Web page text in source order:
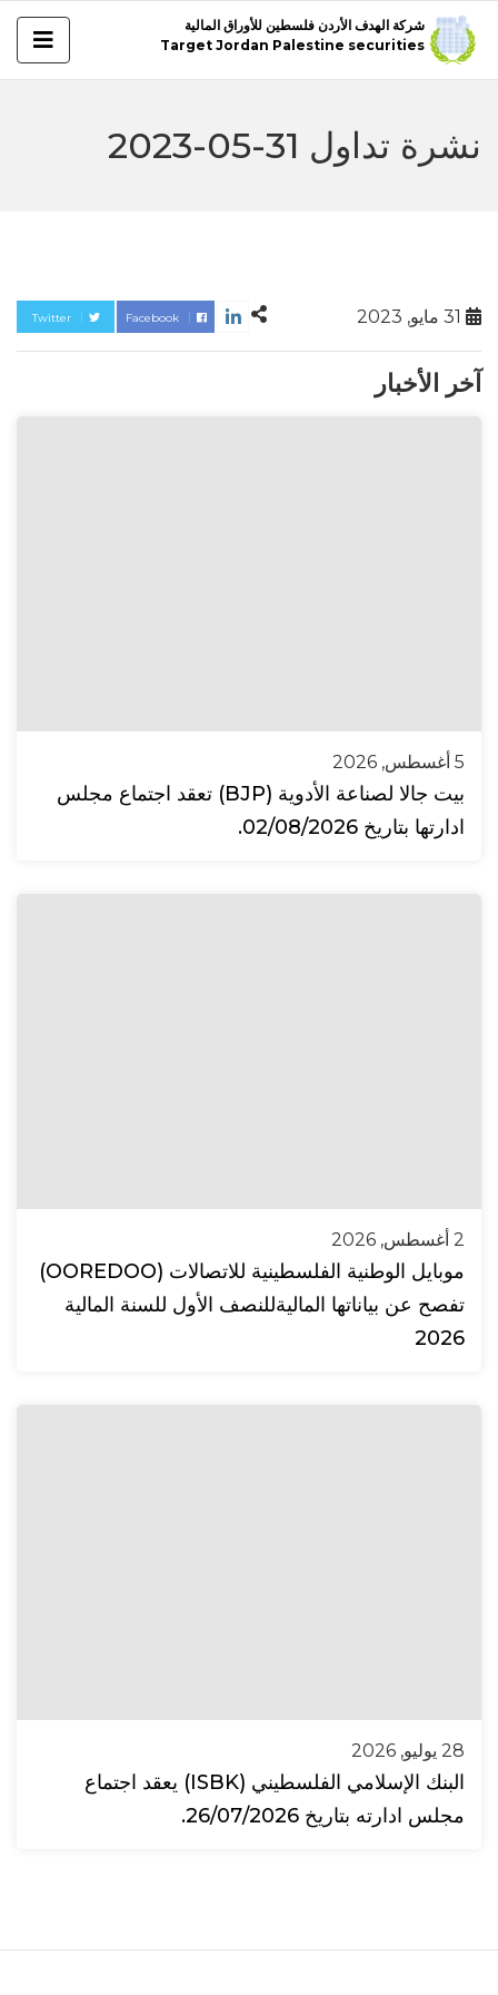
شركة الهدف الأردن فلسطين للأوراق المالية
Target Jordan Palestine securities
نشرة تداول 31-05-2023
Twitter Facebook
آخر الأخبار
5 أغسطس, 2026
بيت جالا لصناعة الأدوية (BJP) تعقد اجتماع مجلس
ادارتها بتاريخ 02/08/2026.
2 أغسطس, 2026
موبايل الوطنية الفلسطينية للاتصالات (OOREDOO)
تفصح عن بياناتها الماليةللنصف الأول للسنة المالية
2026
28 يوليو, 2026
البنك الإسلامي الفلسطيني (ISBK) يعقد اجتماع
مجلس ادارته بتاريخ 26/07/2026.